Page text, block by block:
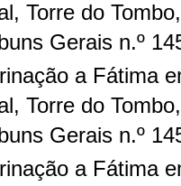
Torre do
Gerais n.º
a Fátima
Torre do
Gerais n.º
a Fátima